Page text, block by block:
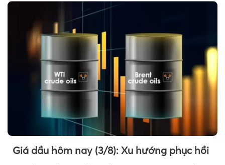
Giá dầu hôm nay (3/8): Xu hướng phục hồi